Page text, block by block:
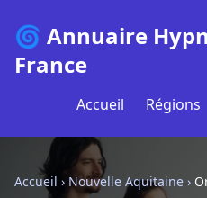
🌀 Annuaire
France
Accueil Régions
Accueil › Nouvelle Aquitaine ›